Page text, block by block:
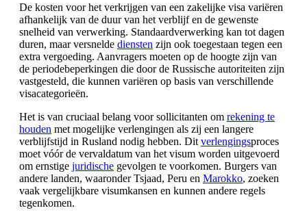
De kosten voor het verkrijgen van een zakelijke visa variëren
afhankelijk van de duur van het verblijf en de gewenste
snelheid van verwerking. Standaardverwerking kan tot dagen
duren, maar versnelde diensten zijn ook toegestaan tegen een
extra vergoeding. Aanvragers moeten op de hoogte zijn van
de periodebeperkingen die door de Russische autoriteiten zijn
vastgesteld, die kunnen variëren op basis van verschillende
visacategorieën.
Het is van cruciaal belang voor sollicitanten om rekening te
houden met mogelijke verlengingen als zij een langere
verblijfstijd in Rusland nodig hebben. Dit verlengingsproces
moet vóór de vervaldatum van het visum worden uitgevoerd
om ernstige juridische gevolgen te voorkomen. Burgers van
andere landen, waaronder Tsjaad, Peru en Marokko, zoeken
vaak vergelijkbare visumkansen en kunnen andere regels
tegenkomen.